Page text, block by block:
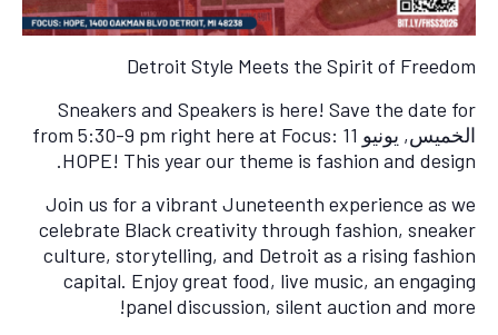
Detroit Style Meets the Spirit of Freedom
Sneakers and Speakers is here! Save the date for
الخميس, يونيو 11 from 5:30-9 pm right here at Focus:
HOPE! This year our theme is fashion and design.
Join us for a vibrant Juneteenth experience as we
celebrate Black creativity through fashion, sneaker
culture, storytelling, and Detroit as a rising fashion
capital. Enjoy great food, live music, an engaging
panel discussion, silent auction and more!